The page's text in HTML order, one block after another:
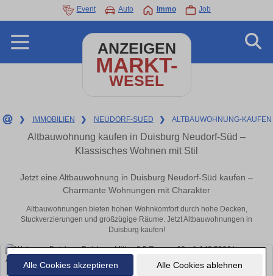
Alle Cookies akzeptieren Alle Cookies ablehnen
Event Auto Immo Job
ANZEIGEN
MARKT-
WESEL
❯ IMMOBILIEN ❯ NEUDORF-SUED ❯ ALTBAUWOHNUNG-KAUFEN
Altbauwohnung kaufen in Duisburg Neudorf-Süd –
Klassisches Wohnen mit Stil
Jetzt eine Altbauwohnung in Duisburg Neudorf-Süd kaufen –
Charmante Wohnungen mit Charakter
Altbauwohnungen bieten hohen Wohnkomfort durch hohe Decken,
Stuckverzierungen und großzügige Räume. Jetzt Altbauwohnungen in
Duisburg kaufen!